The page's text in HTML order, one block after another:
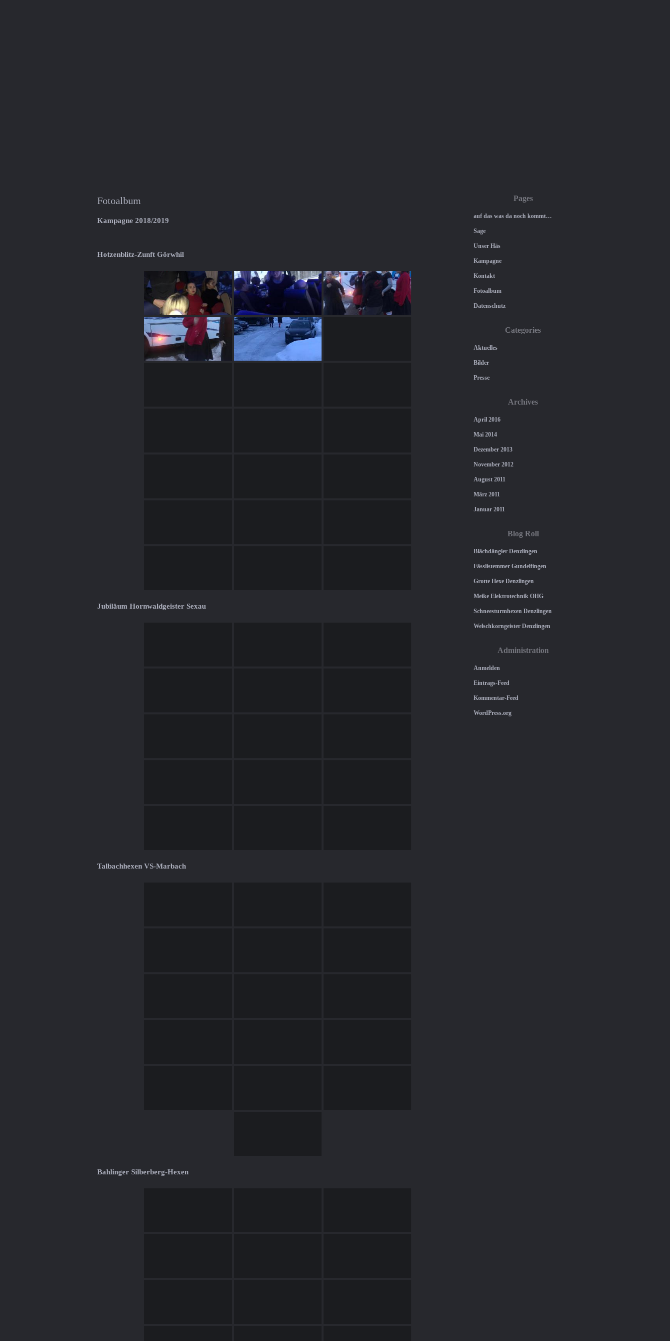
Fotoalbum
Kampagne 2018/2019
Hotzenblitz-Zunft Görwhil
Jubiläum Hornwaldgeister Sexau
Talbachhexen VS-Marbach
Bahlinger Silberberg-Hexen
Pages
auf das was da noch kommt…
Sage
Unser Häs
Kampagne
Kontakt
Fotoalbum
Datenschutz
Categories
Aktuelles
Bilder
Presse
Archives
April 2016
Mai 2014
Dezember 2013
November 2012
August 2011
März 2011
Januar 2011
Blog Roll
Blächdängler Denzlingen
Fässlistemmer Gundelfingen
Grotte Hexe Denzlingen
Meike Elektrotechnik OHG
Schneesturmhexen Denzlingen
Welschkorngeister Denzlingen
Administration
Anmelden
Eintrags-Feed
Kommentar-Feed
WordPress.org